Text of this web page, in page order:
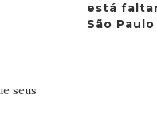
seus
está
São